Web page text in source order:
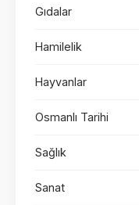
Gıdalar
Hamilelik
Hayvanlar
Osmanlı Tarihi
Sağlık
Sanat